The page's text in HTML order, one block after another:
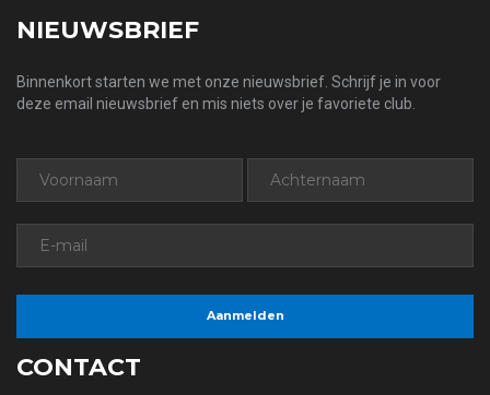
NIEUWSBRIEF
Binnenkort starten we met onze nieuwsbrief. Schrijf je in voor
deze email nieuwsbrief en mis niets over je favoriete club.
CONTACT